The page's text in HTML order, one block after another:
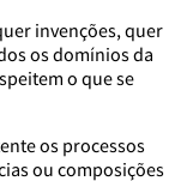
invenções, quer
os domínios da
o que se
os processos
ou composições